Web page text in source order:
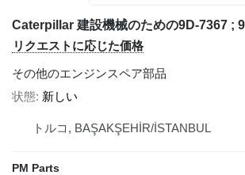
リクエストに応じた価格
その他のエンジンスペア部品
状態 新しい
トルコ, BAŞAKŞEHİR/İSTANBUL
PM Parts